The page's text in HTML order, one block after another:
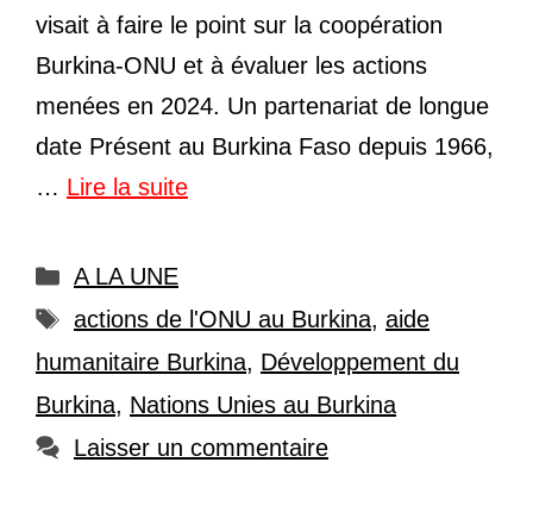
visait à faire le point sur la coopération
Burkina-ONU et à évaluer les actions
menées en 2024. Un partenariat de longue
date Présent au Burkina Faso depuis 1966,
… Lire la suite
Catégories
A LA UNE
Étiquettes
actions de l'ONU au Burkina, aide
humanitaire Burkina, Développement du
Burkina, Nations Unies au Burkina
Laisser un commentaire